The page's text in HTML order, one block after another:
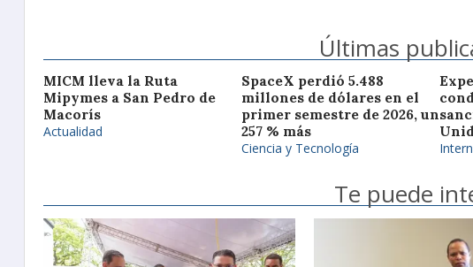
Últimas
MICM lleva la Ruta
Mipymes a San Pedro de
Macorís
Actualidad
SpaceX perdió 5.488
millones de dólares en el
primer semestre de 2026, un
257 % más
Ciencia y Tecnología
Te puede